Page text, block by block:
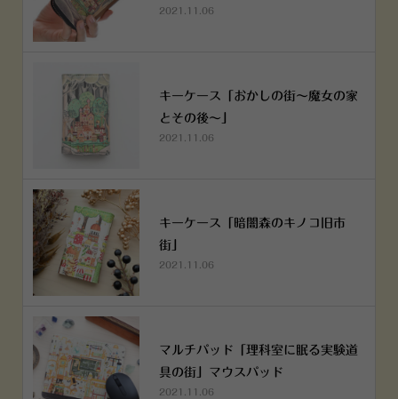
2021.11.06
キーケース「おかしの街～魔女の家
とその後～」
2021.11.06
キーケース「暗闇森のキノコ旧市
街」
2021.11.06
マルチパッド「理科室に眠る実験道
具の街」マウスパッド
2021.11.06